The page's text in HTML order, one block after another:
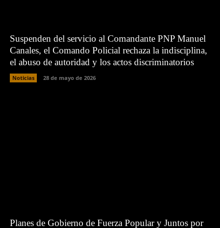
Suspenden del servicio al Comandante PNP Manuel
Canales, el Comando Policial rechaza la indisciplina,
el abuso de autoridad y los actos discriminatorios
Noticias 28 de mayo de 2026
Planes de Gobierno de Fuerza Popular y Juntos por